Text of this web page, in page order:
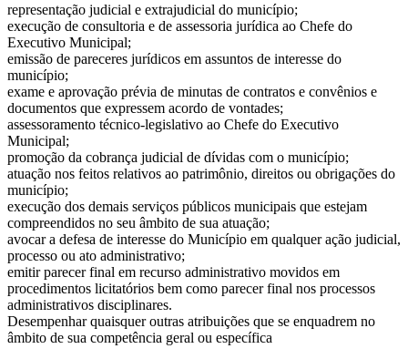
representação judicial e extrajudicial do município;
execução de consultoria e de assessoria jurídica ao Chefe do
Executivo Municipal;
emissão de pareceres jurídicos em assuntos de interesse do
município;
exame e aprovação prévia de minutas de contratos e convênios e
documentos que expressem acordo de vontades;
assessoramento técnico-legislativo ao Chefe do Executivo
Municipal;
promoção da cobrança judicial de dívidas com o município;
atuação nos feitos relativos ao patrimônio, direitos ou obrigações do
município;
execução dos demais serviços públicos municipais que estejam
compreendidos no seu âmbito de sua atuação;
avocar a defesa de interesse do Município em qualquer ação judicial,
processo ou ato administrativo;
emitir parecer final em recurso administrativo movidos em
procedimentos licitatórios bem como parecer final nos processos
administrativos disciplinares.
Desempenhar quaisquer outras atribuições que se enquadrem no
âmbito de sua competência geral ou específica